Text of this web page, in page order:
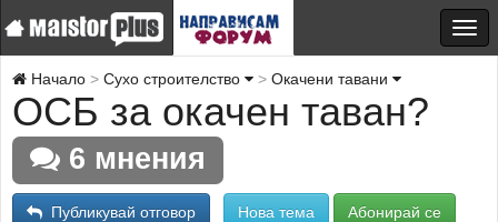
Начало Сухо строителство Окачени тавани
ОСБ за окачен таван?
6 мнения
Публикувай отговор Нова тема Абонирай се